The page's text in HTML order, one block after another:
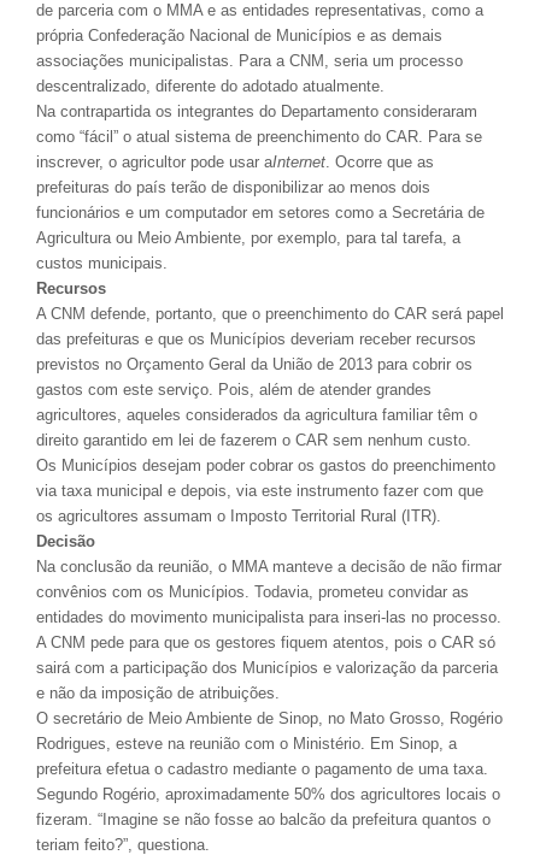
de parceria com o MMA e as entidades representativas, como a
própria Confederação Nacional de Municípios e as demais
associações municipalistas. Para a CNM, seria um processo
descentralizado, diferente do adotado atualmente.
Na contrapartida os integrantes do Departamento consideraram
como “fácil” o atual sistema de preenchimento do CAR. Para se
inscrever, o agricultor pode usar aInternet. Ocorre que as
prefeituras do país terão de disponibilizar ao menos dois
funcionários e um computador em setores como a Secretária de
Agricultura ou Meio Ambiente, por exemplo, para tal tarefa, a
custos municipais.
Recursos
A CNM defende, portanto, que o preenchimento do CAR será papel
das prefeituras e que os Municípios deveriam receber recursos
previstos no Orçamento Geral da União de 2013 para cobrir os
gastos com este serviço. Pois, além de atender grandes
agricultores, aqueles considerados da agricultura familiar têm o
direito garantido em lei de fazerem o CAR sem nenhum custo.
Os Municípios desejam poder cobrar os gastos do preenchimento
via taxa municipal e depois, via este instrumento fazer com que
os agricultores assumam o Imposto Territorial Rural (ITR).
Decisão
Na conclusão da reunião, o MMA manteve a decisão de não firmar
convênios com os Municípios. Todavia, prometeu convidar as
entidades do movimento municipalista para inseri-las no processo.
A CNM pede para que os gestores fiquem atentos, pois o CAR só
sairá com a participação dos Municípios e valorização da parceria
e não da imposição de atribuições.
O secretário de Meio Ambiente de Sinop, no Mato Grosso, Rogério
Rodrigues, esteve na reunião com o Ministério. Em Sinop, a
prefeitura efetua o cadastro mediante o pagamento de uma taxa.
Segundo Rogério, aproximadamente 50% dos agricultores locais o
fizeram. “Imagine se não fosse ao balcão da prefeitura quantos o
teriam feito?”, questiona.